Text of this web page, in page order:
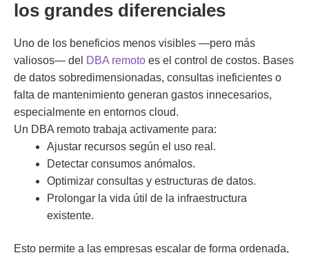
los grandes diferenciales
Uno de los beneficios menos visibles —pero más
valiosos— del DBA remoto es el control de costos. Bases
de datos sobredimensionadas, consultas ineficientes o
falta de mantenimiento generan gastos innecesarios,
especialmente en entornos cloud.
Un DBA remoto trabaja activamente para:
Ajustar recursos según el uso real.
Detectar consumos anómalos.
Optimizar consultas y estructuras de datos.
Prolongar la vida útil de la infraestructura
existente.
Esto permite a las empresas escalar de forma ordenada,